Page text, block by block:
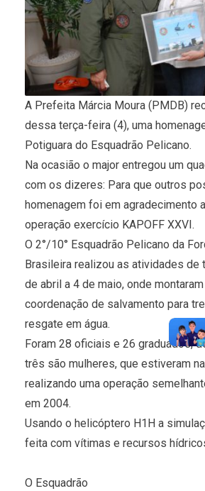
A Prefeita Márcia Moura (PMDB)
dessa terça-feira (4), uma
Potiguara do Esquadrão Pelicano.
Na ocasião o major entregou um
com os dizeres: Para que outros
homenagem foi em agradecimento
operação exercício KAPOFF XXVI.
O 2°/10° Esquadrão Pelicano da
Brasileira realizou as atividades de
de abril a 4 de maio, onde
coordenação de salvamento para
resgate em água.
Foram 28 oficiais e 26 graduados,
três são mulheres, que estiveram
realizando uma operação
em 2004.
Usando o helicóptero H1H a
feita com vítimas e recursos
O Esquadrão